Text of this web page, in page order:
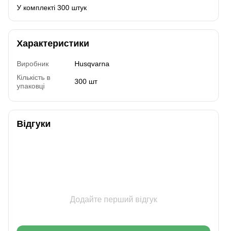
У комплекті 300 штук
Характеристики
Виробник
Husqvarna
Кількість в
упаковці
300 шт
Відгуки
Додайте перший відгук